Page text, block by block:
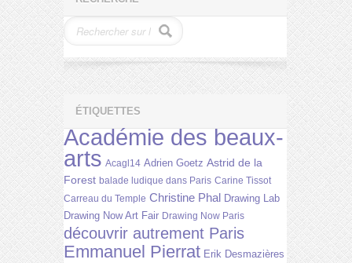
ÉTIQUETTES
Académie des beaux-
arts Acagl14 Adrien Goetz Astrid de la
Forest balade ludique dans Paris Carine Tissot
Carreau du Temple Christine Phal Drawing Lab
Drawing Now Art Fair Drawing Now Paris
découvrir autrement Paris
Emmanuel Pierrat Erik Desmazières